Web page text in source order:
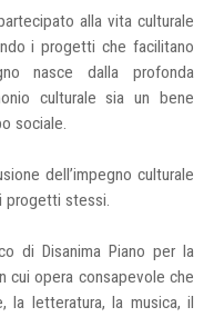
alla vita culturale
i progetti che facilitano
nasce dalla profonda
culturale sia un bene
sociale.
dell’impegno culturale
progetti stessi.
di Disanima Piano per la
cui opera consapevole che
la letteratura, la musica, il